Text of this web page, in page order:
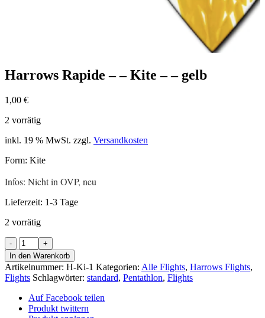
Harrows Rapide – – Kite – – gelb
1,00 €
2 vorrätig
inkl. 19 % MwSt. zzgl. Versandkosten
Form: Kite
Infos: Nicht in OVP, neu
Lieferzeit: 1-3 Tage
2 vorrätig
Harrows
Rapide
-
-
Kite
-
-
gelb
In den Warenkorb
Artikelnummer: H-Ki-1 Kategorien: Alle Flights, Harrows Flights,
Flights Schlagwörter: standard, Pentathlon, Flights
Auf Facebook teilen
Produkt twittern